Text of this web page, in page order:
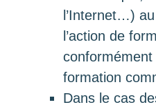
l’Internet…)
l’action de
formation
Dans le cas